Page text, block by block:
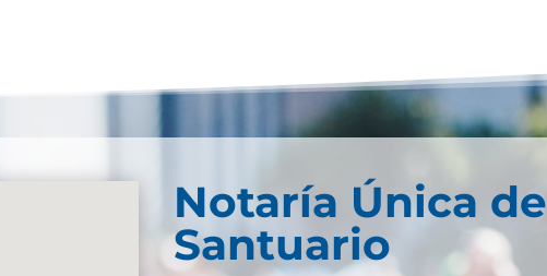
Notaría Única de
Santuario